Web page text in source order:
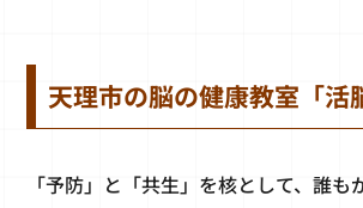
天理市の脳の健康教室「活
「予防」と「共生」を核として、誰も